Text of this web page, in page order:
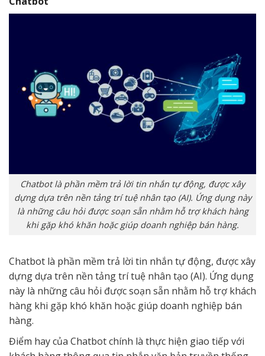
Chatbot là phần mềm trả lời tin nhắn tự động, được xây
dựng dựa trên nền tảng trí tuệ nhân tạo (AI). Ứng dụng này
là những câu hỏi được soạn sẵn nhằm hỗ trợ khách hàng
khi gặp khó khăn hoặc giúp doanh nghiệp bán hàng.
Chatbot là phần mềm trả lời tin nhắn tự động, được xây
dựng dựa trên nền tảng trí tuệ nhân tạo (AI). Ứng dụng
này là những câu hỏi được soạn sẵn nhằm hỗ trợ khách
hàng khi gặp khó khăn hoặc giúp doanh nghiệp bán
hàng.
Điểm hay của Chatbot chính là thực hiện giao tiếp với